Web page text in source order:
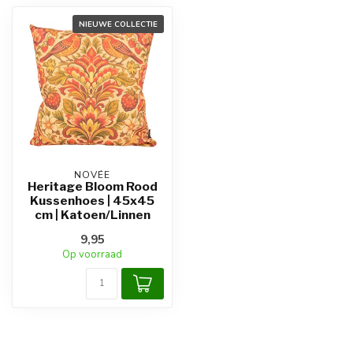
NIEUWE COLLECTIE
NOVÉE
Heritage Bloom Rood
Kussenhoes | 45x45
cm | Katoen/Linnen
9,95
Op voorraad